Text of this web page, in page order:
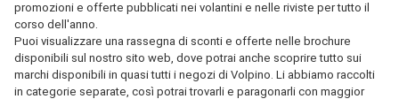
promozioni e offerte pubblicati nei volantini e nelle riviste per tutto il
corso dell'anno.
Puoi visualizzare una rassegna di sconti e offerte nelle brochure
disponibili sul nostro sito web, dove potrai anche scoprire tutto sui
marchi disponibili in quasi tutti i negozi di Volpino. Li abbiamo raccolti
in categorie separate, così potrai trovarli e paragonarli con maggior